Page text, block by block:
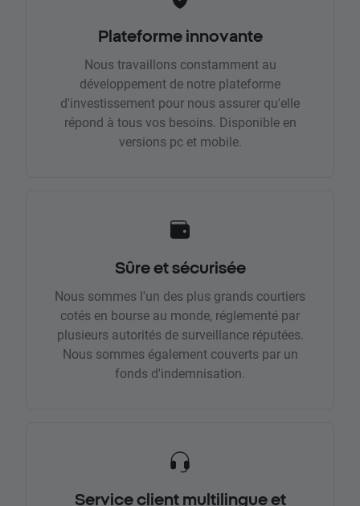
Plateforme innovante
Nous travaillons constamment au
développement de notre plateforme
d'investissement pour nous assurer qu'elle
répond à tous vos besoins. Disponible en
versions pc et mobile.
Sûre et sécurisée
Nous sommes l'un des plus grands courtiers
cotés en bourse au monde, réglementé par
plusieurs autorités de surveillance réputées.
Nous sommes également couverts par un
fonds d'indemnisation.
Service client multilingue et